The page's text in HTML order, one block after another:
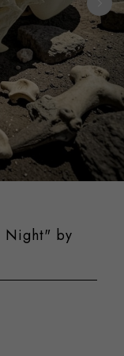
Night" by